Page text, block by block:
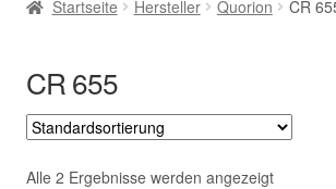
EC-Cash Rollen
Startseite Hersteller Quorion CR
CR 655
Alle 2 Ergebnisse werden angezeigt